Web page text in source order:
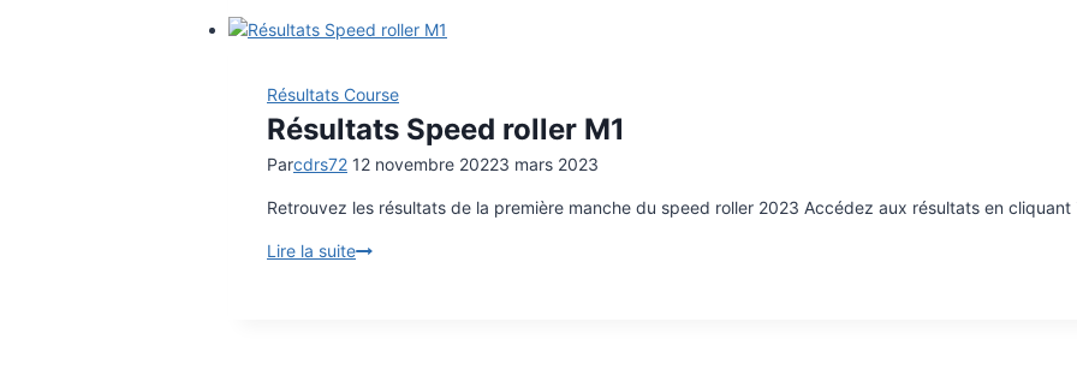
M2
Résultats Course
Résultats Speed roller M1
Parcdrs72 12 novembre 20223 mars 2023
Retrouvez les résultats de la première manche du speed roller 2023 Accédez aux résultats en cliquant
Lire la suiteRésultats